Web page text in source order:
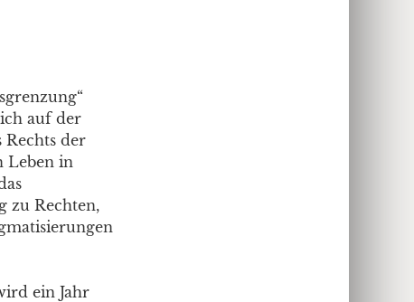
auf der
Rechts der
Leben in
zu Rechten,
ein Jahr